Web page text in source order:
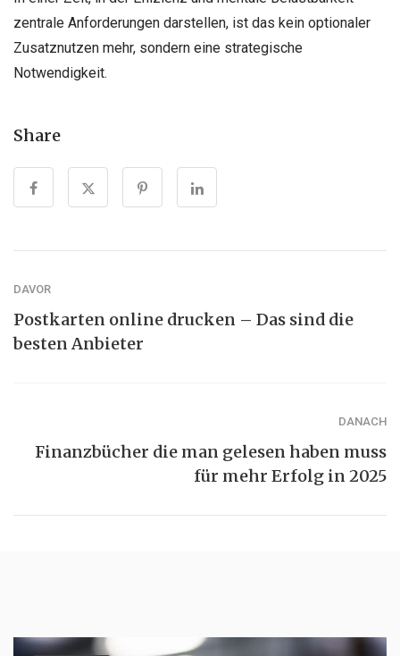
zentrale Anforderungen darstellen, ist das kein optionaler
Zusatznutzen mehr, sondern eine strategische
Notwendigkeit.
Share
DAVOR
Postkarten online drucken – Das sind die
besten Anbieter
DANACH
Finanzbücher die man gelesen haben muss
für mehr Erfolg in 2025